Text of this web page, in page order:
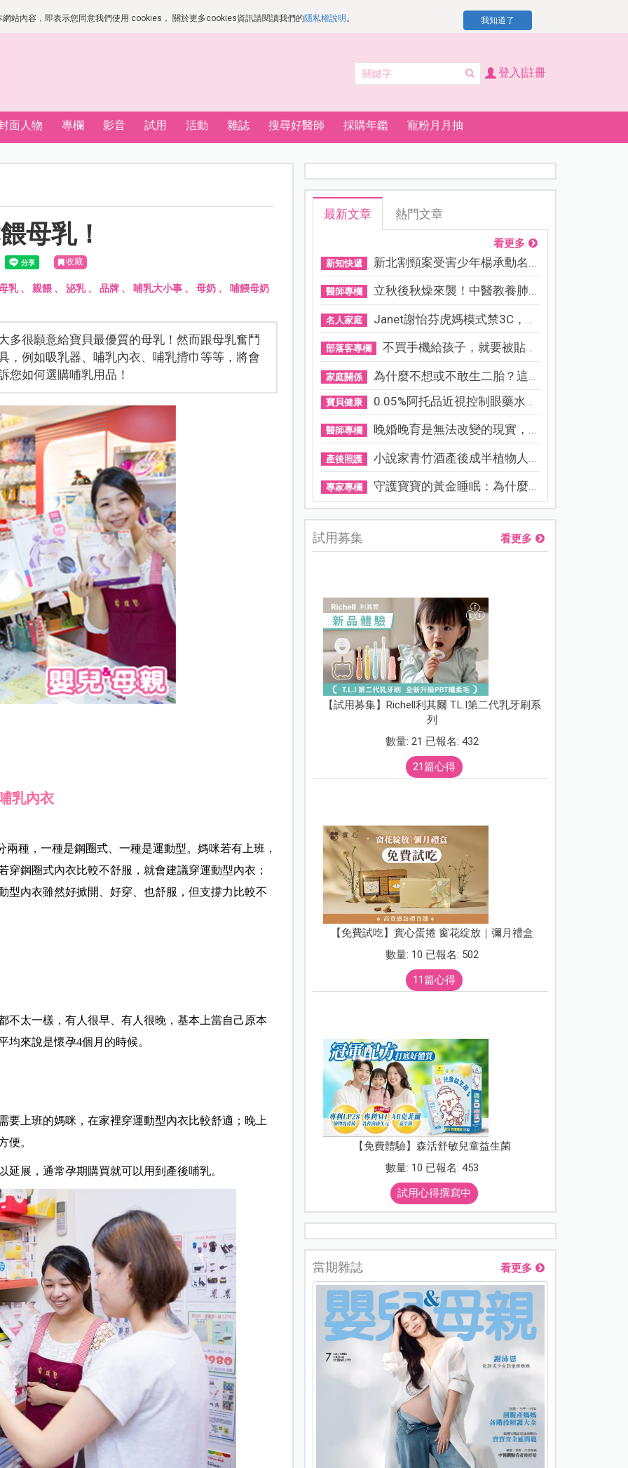
站內容，即表示您同意我們使用 cookies， 關於更多cookies資訊請閱讀我們的隱私權說明 。 我知道了
登入|註冊
面人物 專欄 影音 試用 活動 雜誌 搜尋好醫師 採購年鑑 寵粉月月抽
母乳！
收藏
乳、 親餵、 泌乳、 品牌、 哺乳大小事、 母奶、 哺餵母奶
多很願意給寶貝最優質的母乳！然而跟母乳奮鬥
，例如吸乳器、哺乳內衣、哺乳揹巾等等，將會
您如何選購哺乳用品！
乳內衣
種，一種是鋼圈式、一種是運動型。媽咪若有上班，
鋼圈式內衣比較不舒服，就會建議穿運動型內衣；
型內衣雖然好掀開、好穿、也舒服，但支撐力比較不
不太一樣，有人很早、有人很晚，基本上當自己原本
來說是懷孕4個月的時候。
要上班的媽咪，在家裡穿運動型內衣比較舒適；晚上
便。
展，通常孕期購買就可以用到產後哺乳。
最新文章 熱門文章
看更多
新知快遞 新北割頸案受害少年楊承勳名...
醫師專欄 立秋後秋燥來襲！中醫教養肺...
名人家庭 Janet謝怡芬虎媽模式禁3C，看...
部落客專欄 不買手機給孩子，就要被貼「...
家庭關係 為什麼不想或不敢生二胎？這8...
寶貝健康 0.05%阿托品近視控制眼藥水納...
醫師專欄 晚婚晚育是無法改變的現實，...
產後照護 小說家青竹酒產後成半植物人...
專家專欄 守護寶寶的黃金睡眠：為什麼...
試用募集 看更多
【試用募集】Richell利其爾 T.L.I第二代乳牙刷系
列
數量: 21 已報名: 432
21篇心得
【免費試吃】實心蛋捲 窗花綻放｜彌月禮盒
數量: 10 已報名: 502
11篇心得
【免費體驗】森活舒敏兒童益生菌
數量: 10 已報名: 453
試用心得撰寫中
當期雜誌 看更多